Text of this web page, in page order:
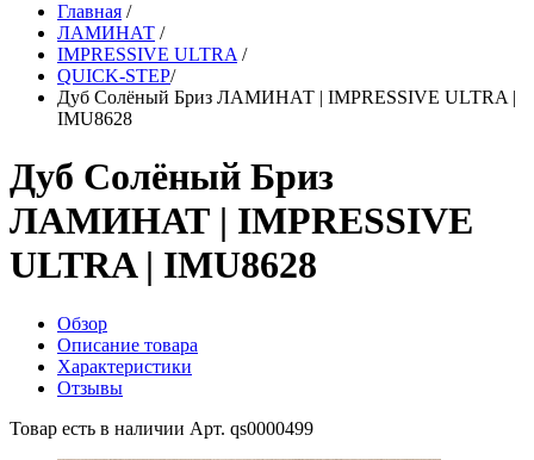
Главная /
ЛАМИНАТ /
IMPRESSIVE ULTRA /
QUICK-STEP/
Дуб Солёный Бриз ЛАМИНАТ | IMPRESSIVE ULTRA |
IMU8628
Дуб Солёный Бриз
ЛАМИНАТ | IMPRESSIVE
ULTRA | IMU8628
Обзор
Описание товара
Характеристики
Отзывы
Товар есть в наличии Арт. qs0000499